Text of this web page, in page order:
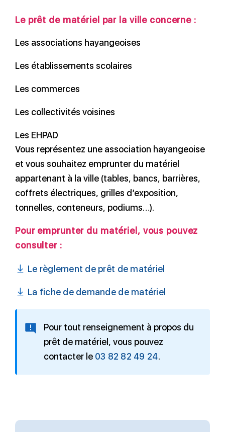
Le prêt de matériel par la ville concerne :
Les associations hayangeoises
Les établissements scolaires
Les commerces
Les collectivités voisines
Les EHPAD
Vous représentez une association hayangeoise
et vous souhaitez emprunter du matériel
appartenant à la ville (tables, bancs, barrières,
coffrets électriques, grilles d’exposition,
tonnelles, conteneurs, podiums…).
Pour emprunter du matériel, vous pouvez
consulter :
Le règlement de prêt de matériel
La fiche de demande de matériel
Pour tout renseignement à propos du
prêt de matériel, vous pouvez
contacter le 03 82 82 49 24.